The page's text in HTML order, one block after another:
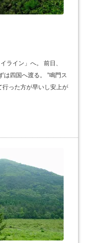
ライン」へ。 前日、
四国へ渡る。 ”鳴門ス
行った方が早いし安上が